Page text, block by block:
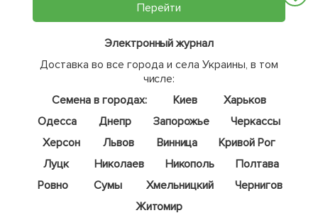
Перейти
Электронный журнал
Доставка во все города и села Украины, в том
числе:
Семена в городах:
Киев
Харьков
Одесса
Днепр Запорожье
Черкассы
Херсон
Львов Винница
Кривой Рог
Луцк
Николаев Никополь
Полтава
Ровно
Сумы Хмельницкий
Чернигов
Житомир